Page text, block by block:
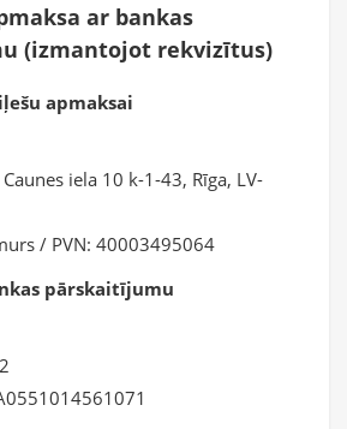
ar bankas
(izmantojot rekvizītus)
apmaksai
iela 10 k-1-43, Rīga, LV-
/ PVN: 40003495064
pārskaitījumu